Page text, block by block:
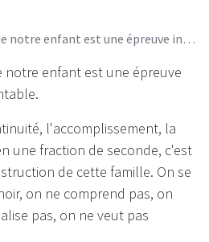
est une épreuve insoutenable, insurmontable...
enfant est une épreuve
l'accomplissement, la
une fraction de seconde, c'est
de cette famille. On se
on ne comprend pas, on
pas, on ne veut pas